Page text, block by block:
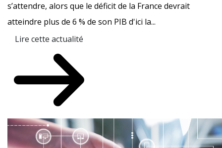
s’attendre, alors que le déficit de la France devrait
atteindre plus de 6 % de son PIB d'ici la...
Lire cette actualité